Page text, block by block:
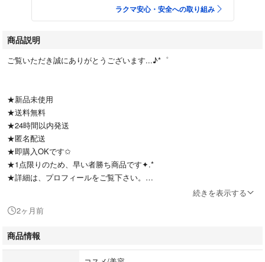
ラクマ安心・安全への取り組み
商品説明
ご覧いただき誠にありがとうございます...♪*゜
★新品未使用
★送料無料
★24時間以内発送
★匿名配送
★即購入OKです✩
★1点限りのため、早い者勝ち商品です✦.*
★詳細は、プロフィールをご覧下さい。
#Kinako_store 他にも色々な商品あるので、ぜひ覗いて見てください‧⁺ ⊹
˚.
続きを表示する
2ヶ月前
商品情報